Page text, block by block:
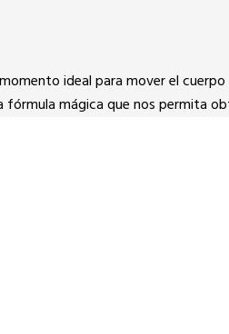
ideal para mover el
fórmula mágica que nos permita